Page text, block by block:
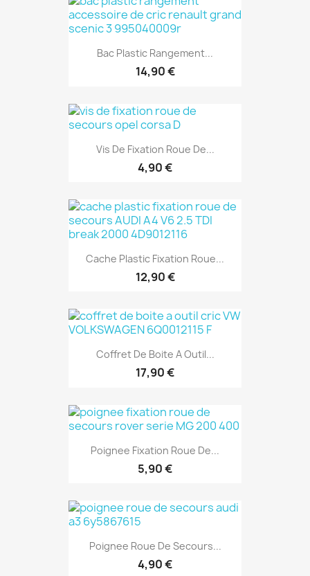
Bac Plastic Rangement...
14,90 €
Vis De Fixation Roue De...
4,90 €
Cache Plastic Fixation Roue...
12,90 €
Coffret De Boite A Outil...
17,90 €
Poignee Fixation Roue De...
5,90 €
Poignee Roue De Secours...
4,90 €